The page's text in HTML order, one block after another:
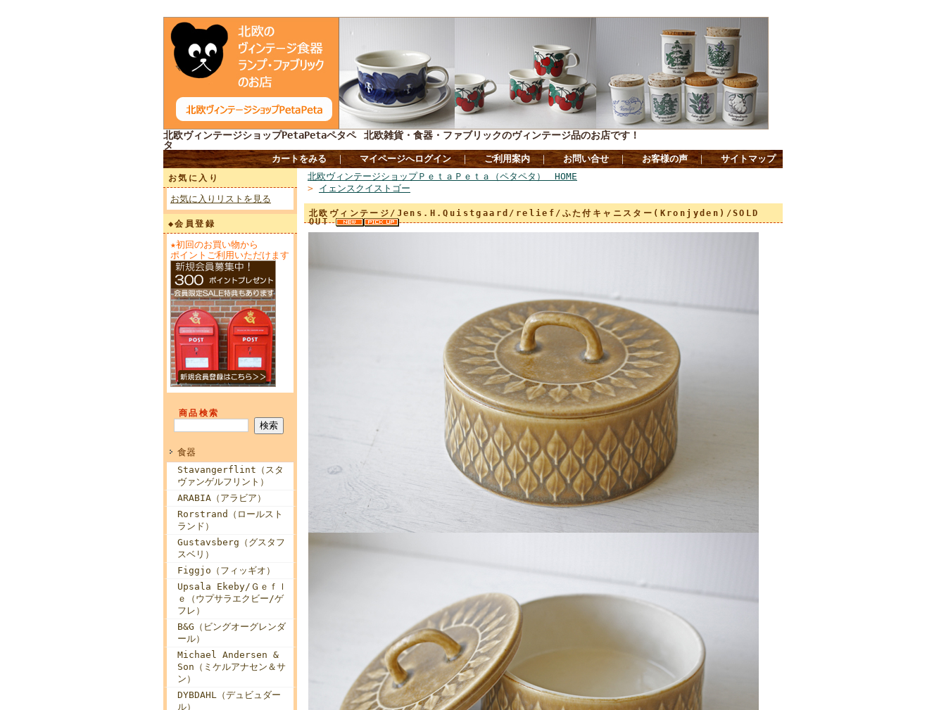
北欧ヴィンテージショップPetaPetaペタペ
タ
北欧雑貨・食器・ファブリックのヴィンテージ品のお店です！
カートをみる ｜ マイページへログイン ｜ ご利用案内 ｜ お問い合せ ｜ お客様の声 ｜ サイトマップ
お気に入り
お気に入りリストを見る
◆会員登録
★初回のお買い物から
ポイントご利用いただけます
商品検索
食器
Stavangerflint（スタ
ヴァンゲルフリント）
ARABIA（アラビア）
Rorstrand（ロールスト
ランド）
Gustavsberg（グスタフ
スベリ）
Figgjo（フィッギオ）
Upsala Ekeby/Ｇｅｆｌ
ｅ（ウプサラエクビー/ゲ
フレ）
B&G（ビングオーグレンダ
ール）
Michael Andersen &
Son（ミケルアナセン＆サ
ン）
DYBDAHL（デュビュダー
ル）
北欧ヴィンテージショップＰｅｔａＰｅｔａ（ペタペタ） HOME
> イェンスクイストゴー
北欧ヴィンテージ/Jens.H.Quistgaard/relief/ふた付キャニスター(Kronjyden)/SOLD
OUT